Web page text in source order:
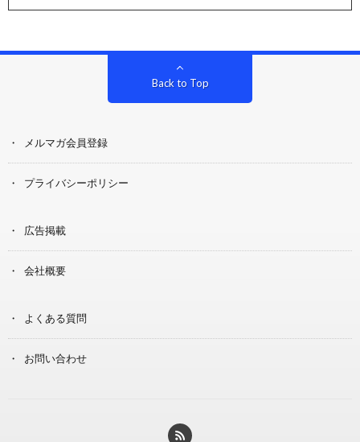
Back to Top
メルマガ会員登録
プライバシーポリシー
広告掲載
会社概要
よくある質問
お問い合わせ